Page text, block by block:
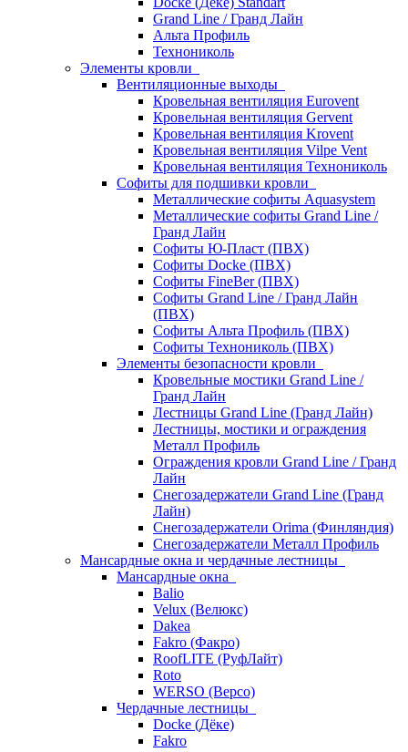
Grand Line / Гранд Лайн
Альта Профиль
Технониколь
Элементы кровли
Вентиляционные выходы
Кровельная вентиляция Eurovent
Кровельная вентиляция Gervent
Кровельная вентиляция Krovent
Кровельная вентиляция Vilpe Vent
Кровельная вентиляция Технониколь
Cофиты для подшивки кровли
Металлические софиты Aquasystem
Металлические софиты Grand Line /
Гранд Лайн
Софиты Ю-Пласт (ПВХ)
Софиты Docke (ПВХ)
Софиты FineBer (ПВХ)
Софиты Grand Line / Гранд Лайн
(ПВХ)
Софиты Альта Профиль (ПВХ)
Софиты Технониколь (ПВХ)
Элементы безопасности кровли
Кровельные мостики Grand Line /
Гранд Лайн
Лестницы Grand Line (Гранд Лайн)
Лестницы, мостики и ограждения
Металл Профиль
Ограждения кровли Grand Line / Гранд
Лайн
Снегозадержатели Grand Line (Гранд
Лайн)
Снегозадержатели Orima (Финляндия)
Снегозадержатели Металл Профиль
Мансардные окна и чердачные лестницы
Мансардные окна
Balio
Velux (Велюкс)
Dakea
Fakro (Факро)
RoofLITE (РуфЛайт)
Roto
WERSO (Версо)
Чердачные лестницы
Docke (Дёке)
Fakro